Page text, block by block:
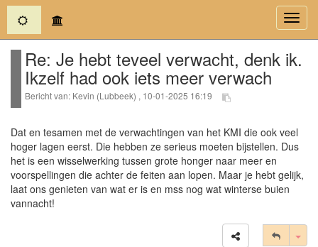
(current)
Re: Je hebt teveel verwacht, denk ik.
Ikzelf had ook iets meer verwach
Bericht van: Kevin (Lubbeek) , 10-01-2025 16:19
Dat en tesamen met de verwachtingen van het KMI die ook veel
hoger lagen eerst. Die hebben ze serieus moeten bijstellen. Dus
het is een wisselwerking tussen grote honger naar meer en
voorspellingen die achter de feiten aan lopen. Maar je hebt gelijk,
laat ons genieten van wat er is en mss nog wat winterse buien
vannacht!